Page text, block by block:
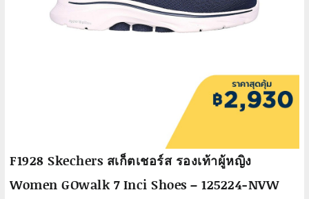
F1928 Skechers สเก็ตเชอร์ส รองเท้าผู้หญิง
Women GOwalk 7 Inci Shoes – 125224-NVW